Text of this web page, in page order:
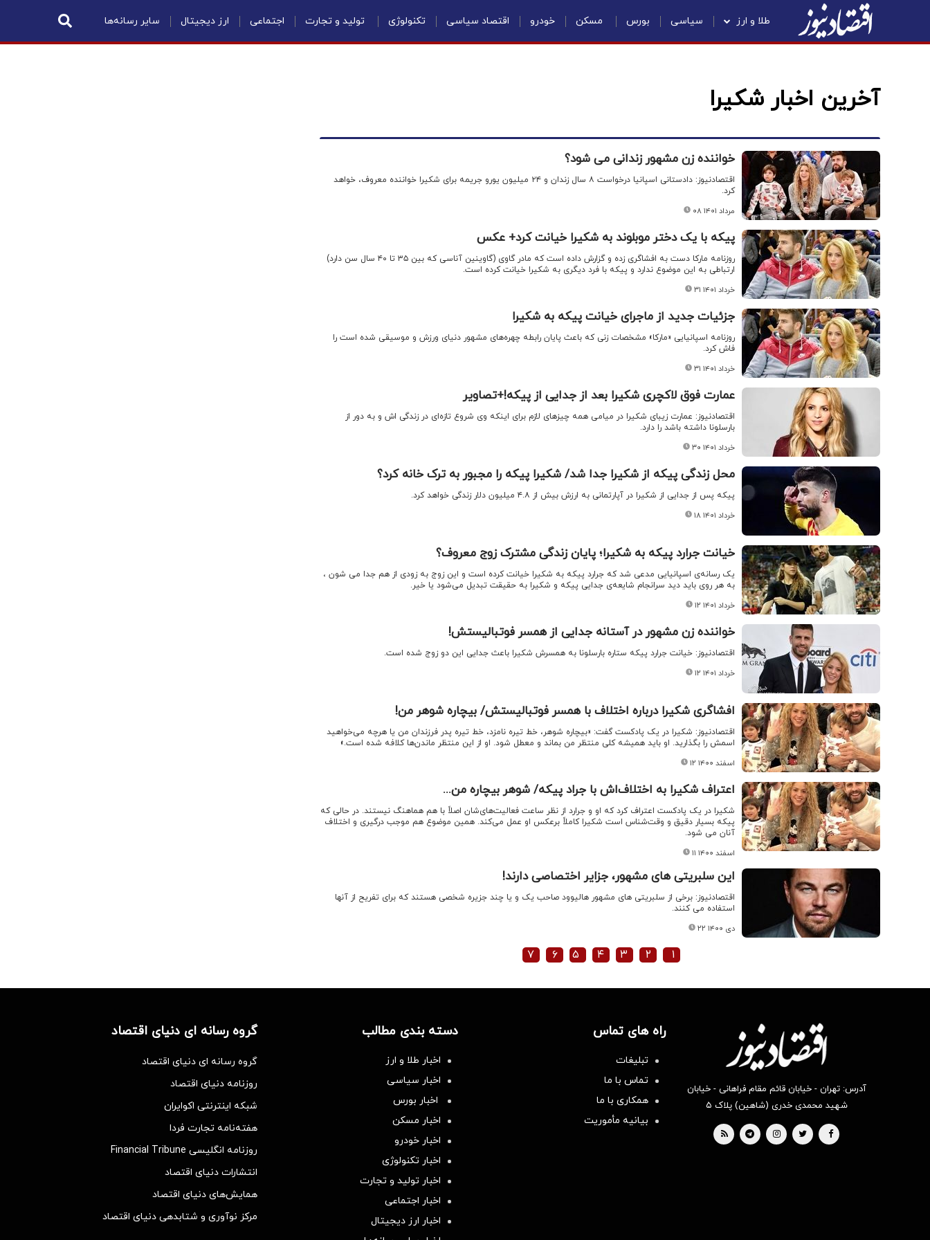
طلا و ارز سیاسی بورس مسکن خودرو اقتصاد سیاسی تکنولوژی تولید و تجارت اجتماعی ارز دیجیتال سایر رسانه‌ها
آخرین اخبار شکیرا
خواننده زن مشهور زندانی می شود؟
اقتصادنیوز: دادستانی اسپانیا درخواست ۸ سال زندان و ۲۴ میلیون یورو جریمه برای شکیرا خواننده معروف، خواهد
کرد.
۰۸ مرداد ۱۴۰۱
پیکه با یک دختر موبلوند به شکیرا خیانت کرد+ عکس
روزنامه مارکا دست به افشاگری زده و گزارش داده است که مادر گاوی (گاوینین آناسی که بین ۳۵ تا ۴۰ سال سن دارد)
ارتباطی به این موضوع ندارد و پیکه با فرد دیگری به شکیرا خیانت کرده است.
۳۱ خرداد ۱۴۰۱
جزئیات جدید از ماجرای خیانت پیکه به شکیرا
روزنامه اسپانیایی «مارکا» مشخصات زنی که باعث پایان رابطه چهره‌های مشهور دنیای ورزش و موسیقی شده است را
فاش کرد.
۳۱ خرداد ۱۴۰۱
عمارت فوق لاکچری شکیرا بعد از جدایی از پیکه!+تصاویر
اقتصادنیوز: عمارت زیبای شکیرا در میامی همه چیز‌های لازم برای اینکه وی شروع تازه‌ای در زندگی اش و به دور از
بارسلونا داشته باشد را دارد.
۳۰ خرداد ۱۴۰۱
محل زندگی پیکه از شکیرا جدا شد/ شکیرا پیکه را مجبور به ترک خانه کرد؟
پیکه پس از جدایی از شکیرا در آپارتمانی به ارزش بیش از ۴.۸ میلیون دلار زندگی خواهد کرد.
۱۸ خرداد ۱۴۰۱
خیانت جرارد پیکه به شکیرا؛ پایان زندگی مشترک زوج معروف؟
یک رسانه‌ی اسپانیایی مدعی شد که جرارد پیکه به شکیرا خیانت کرده است و این زوج به زودی از هم جدا می شون ،
به هر روی باید دید سرانجام شایعه‌ی جدایی پیکه و شکیرا به حقیقت تبدیل می‌شود یا خیر.
۱۲ خرداد ۱۴۰۱
خواننده زن مشهور در آستانه جدایی از همسر فوتبالیستش!
اقتصادنیوز: خیانت جرارد پیکه ستاره بارسلونا به همسرش شکیرا باعث جدایی این دو زوج شده است.
۱۲ خرداد ۱۴۰۱
افشاگری شکیرا درباره اختلاف با همسر فوتبالیستش/ بیچاره شوهر من!
اقتصادنیوز: شکیرا در یک پادکست گفت: «بیچاره شوهر، خط تیره نامزد، خط تیره پدر فرزندان من یا هرچه می‌خواهید
اسمش را بگذارید. او باید همیشه کلی منتظر من بماند و معطل شود. او از این منتظر ماندن‌ها کلافه شده است.»
۱۲ اسفند ۱۴۰۰
اعتراف شکیرا به اختلاف‌اش با جراد پیکه/ شوهر بیچاره من...
شکیرا در یک پادکست اعتراف کرد که او و جرارد از نظر ساعت فعالیت‌های‌شان اصلاً با هم هماهنگ نیستند. در حالی که
پیکه بسیار دقیق و وقت‌شناس است شکیرا کاملاً برعکس او عمل می‌کند. همین موضوع هم موجب درگیری و اختلاف
آنان می شود.
۱۱ اسفند ۱۴۰۰
این سلبریتی های مشهور، جزایر اختصاصی دارند!
اقتصادنیوز: برخی از سلبریتی های مشهور هالیوود صاحب یک و یا چند جزیره شخصی هستند که برای تفریح از آنها
استفاده می کنند.
۲۲ دی ۱۴۰۰
۱ ۲ ۳ ۴ ۵ ۶ ۷
آدرس: تهران - خیابان قائم مقام فراهانی - خیابان
شهید محمدی خدری (شاهین) پلاک ۵
راه های تماس
تبلیغات
تماس با ما
همکاری با ما
بیانیه مأموریت
دسته بندی مطالب
اخبار طلا و ارز
اخبار سیاسی
اخبار بورس
اخبار مسکن
اخبار خودرو
اخبار تکنولوژی
اخبار تولید و تجارت
اخبار اجتماعی
اخبار ارز دیجیتال
گروه رسانه ای دنیای اقتصاد
گروه رسانه ای دنیای اقتصاد
روزنامه دنیای اقتصاد
شبکه اینترنتی اکوایران
هفته‌نامه تجارت فردا
روزنامه انگلیسی Financial Tribune
انتشارات دنیای اقتصاد
همایش‌های دنیای اقتصاد
مرکز نوآوری و شتابدهی دنیای اقتصاد